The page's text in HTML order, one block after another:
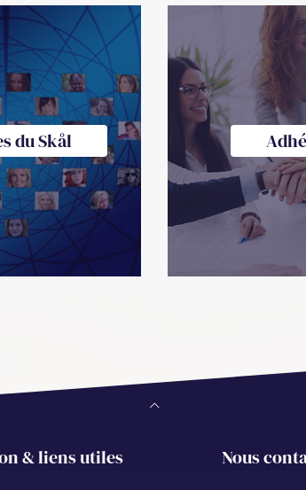
du Skål
& liens utiles Nous